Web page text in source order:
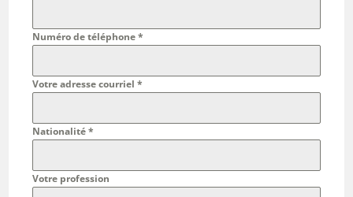
Numéro de téléphone*
Votre adresse courriel*
Nationalité*
Votre profession